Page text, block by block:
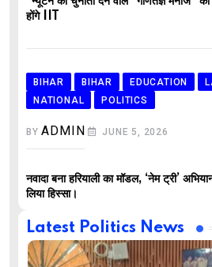
होंगे IIT
BIHAR BIHAR EDUCATION
NATIONAL
POLITICS
BYADMIN JUNE 5, 2026
नवादा बना हरियाली का मॉडल, ‘नेम ट्री’
लिया हिस्सा।
Latest Politics News